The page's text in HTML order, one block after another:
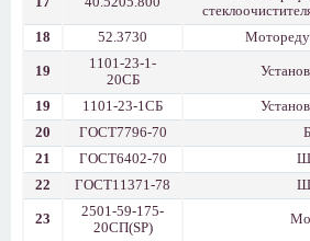
18
52.3730
19
1101-23-1-
20СБ
19 1101-23-1СБ
20
ГОСТ7796-70
21
ГОСТ6402-70
22
ГОСТ11371-78
23
2501-59-175-
20СП(SP)